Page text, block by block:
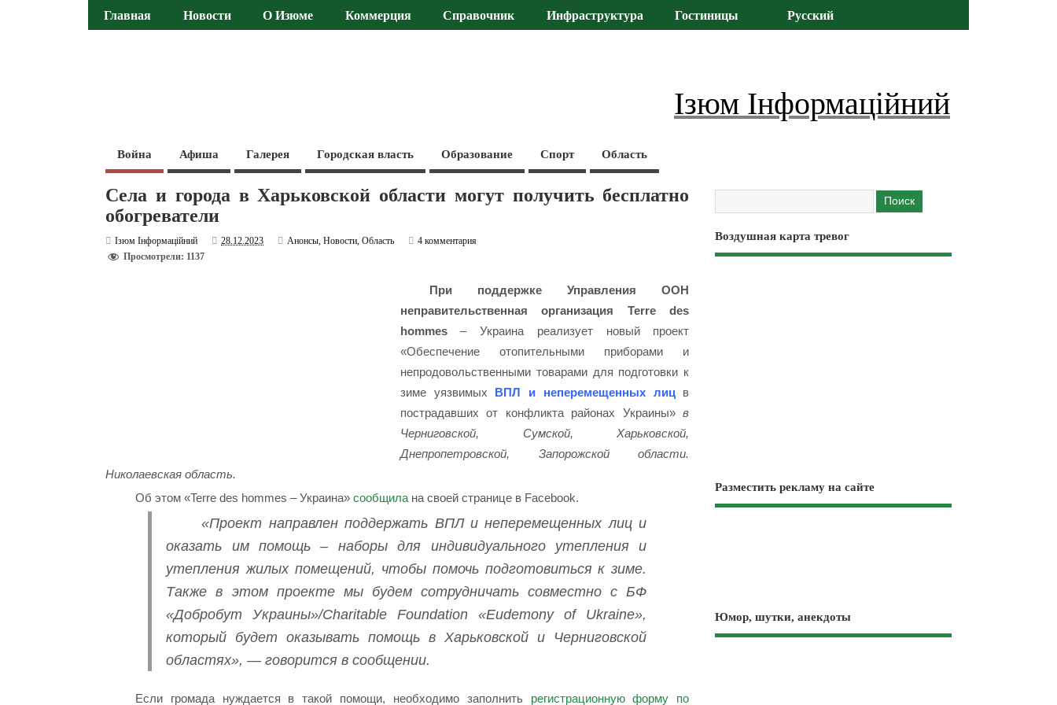
Главная Новости О Изюме Коммерция Справочник Инфраструктура Гостиницы Русский
Ізюм Інформаційний
Война Афиша Галерея Городская власть Образование Спорт Область
Села и города в Харьковской области могут получить бесплатно
обогреватели
Ізюм Інформаційний 28.12.2023 Анонсы,Новости,Область
4 комментария
Просмотрели: 1137
При поддержке Управления ООН
неправительственная организация Terre des
hommes– Украина реализует новый проект
«Обеспечение отопительными приборами и
непродовольственными товарами для подготовки к
зиме уязвимых ВПЛ и неперемещенных лицв
пострадавших от конфликта районах Украины»в
Черниговской, Сумской, Харьковской,
Днепропетровской, Запорожской области.
Николаевская область.
Об этом «Terre des hommes – Украина» сообщилана своей странице в Facebook.
«Проект направлен поддержать ВПЛ и неперемещенных лиц и
оказать им помощь – наборы для индивидуального утепления и
утепления жилых помещений, чтобы помочь подготовиться к зиме.
Также в этом проекте мы будем сотрудничать совместно с БФ
«Добробут Украины»/Charitable Foundation «Eudemony of Ukraine»,
который будет оказывать помощь в Харьковской и Черниговской
областях», — говорится в сообщении.
Если громада нуждается в такой помощи, необходимо заполнить регистрационную форму по
Воздушная карта тревог
Разместить рекламу на сайте
Юмор, шутки, анекдоты